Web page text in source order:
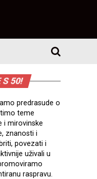
S 50!
predrasude o
teme
i mirovinske
znanosti i
povezati i
uživali u
raspravu.